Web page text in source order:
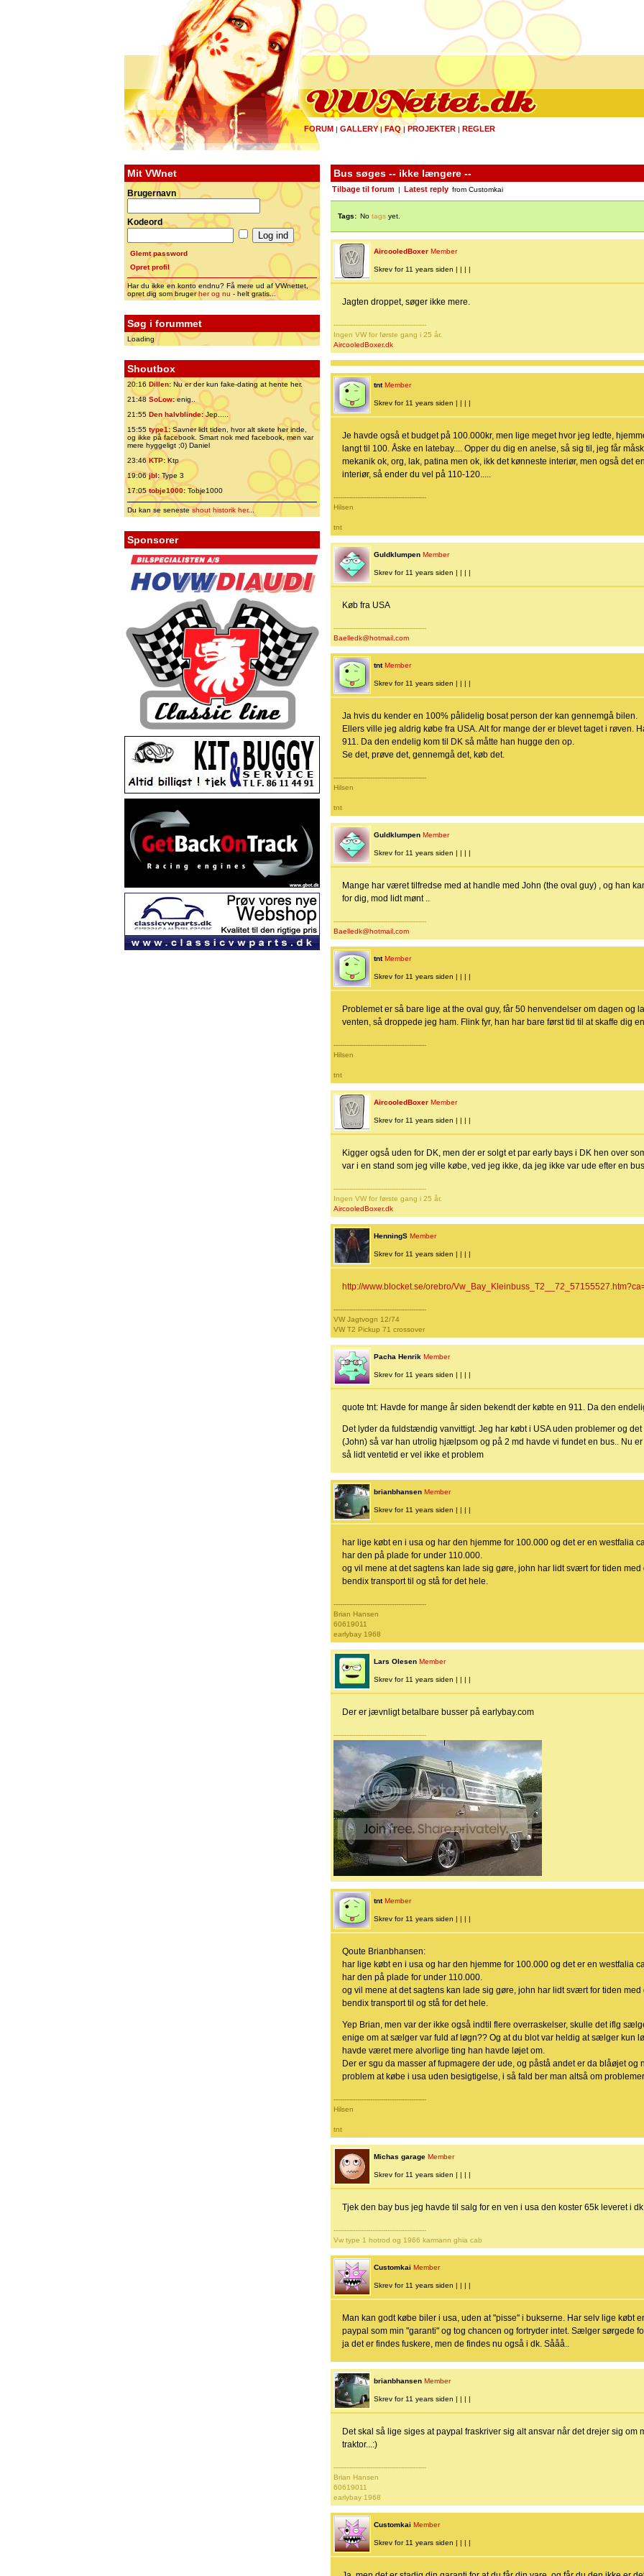
FORUM | GALLERY|FAQ | PROJEKTER | REGLER
Mit VWnet
Brugernavn
Kodeord
Glemt password
Opret profil
Har du ikke en konto endnu? Få mere ud af VWnettet,
opret dig som brugerher og nu - helt gratis...
Søg i forummet
Loading
Shoutbox
20:16 Dillen: Nu er der kun fake-dating at hente her.
21:48 SoLow:enig..
21:55 Den halvblinde:Jep.....
15:55 type1:Savner lidt tiden, hvor alt skete her inde,
og ikke på facebook. Smart nok med facebook, men var
mere hyggeligt ;0) Daniel
23:46 KTP:Ktp
19:06jbl:Type 3
17:05tobje1000: Tobje1000
Du kan se senesteshout historik her...
Sponsorer
Bus søges -- ikke længere --
Tilbage til forum Latest reply from Customkai
Tags: No tags yet.
AircooledBoxer Member
Skrev for 11 years siden | | | |
Jagten droppet, søger ikke mere.
-------------------------------------------
Ingen VW for første gang i 25 år.
AircooledBoxer.dk
tnt Member
Skrev for 11 years siden | | | |
Je havde også et budget på 100.000kr, men lige meget hvor jeg ledte,
langt til 100. Åske en latebay.... Opper du dig en anelse, så sig til, jeg får
mekanik ok, org, lak, patina men ok, ikk det kønneste interiør, men også det
interiør, så ender du vel på 110-120.....
-------------------------------------------
Hilsen
tnt
Guldklumpen Member
Skrev for 11 years siden | | | |
Køb fra USA
-------------------------------------------
Baelledk@hotmail.com
tnt Member
Skrev for 11 years siden | | | |
Ja hvis du kender en 100% pålidelig bosat person der kan gennemgå bilen.
Ellers ville jeg aldrig købe fra USA. Alt for mange der er blevet taget i røven.
911. Da den endelig kom til DK så måtte han hugge den op.
Se det, prøve det, gennemgå det, køb det.
-------------------------------------------
Hilsen
tnt
Guldklumpen Member
Skrev for 11 years siden | | | |
Mange har været tilfredse med at handle med John (the oval guy) , og han
for dig, mod lidt mønt ..
-------------------------------------------
Baelledk@hotmail.com
tnt Member
Skrev for 11 years siden | | | |
Problemet er så bare lige at the oval guy, får 50 henvendelser om dagen og
venten, så droppede jeg ham. Flink fyr, han har bare først tid til at skaffe dig
-------------------------------------------
Hilsen
tnt
AircooledBoxer Member
Skrev for 11 years siden | | | |
Kigger også uden for DK, men der er solgt et par early bays i DK hen over
var i en stand som jeg ville købe, ved jeg ikke, da jeg ikke var ude efter en
-------------------------------------------
Ingen VW for første gang i 25 år.
AircooledBoxer.dk
HenningS Member
Skrev for 11 years siden | | | |
http://www.blocket.se/orebro/
-------------------------------------------
VW Jagtvogn 12/74
VW T2 Pickup 71 crossover
Pacha Henrik Member
Skrev for 11 years siden | | | |
quote tnt: Havde for mange år siden bekendt der købte en 911. Da den
Det lyder da fuldstændig vanvittigt. Jeg har købt i USA uden problemer og
(John) så var han utrolig hjælpsom og på 2 md havde vi fundet en bus.. Nu
så lidt ventetid er vel ikke et problem
brianbhansen Member
Skrev for 11 years siden | | | |
har lige købt en i usa og har den hjemme for 100.000 og det er en westfalia
har den på plade for under 110.000.
og vil mene at det sagtens kan lade sig gøre, john har lidt svært for tiden
bendix transport til og stå for det hele.
-------------------------------------------
Brian Hansen
60619011
earlybay 1968
Lars Olesen Member
Skrev for 11 years siden | | | |
Der er jævnligt betalbare busser på earlybay.com
-------------------------------------------
tnt Member
Skrev for 11 years siden | | | |
Qoute Brianbhansen:
har lige købt en i usa og har den hjemme for 100.000 og det er en westfalia
har den på plade for under 110.000.
og vil mene at det sagtens kan lade sig gøre, john har lidt svært for tiden
bendix transport til og stå for det hele.
Yep Brian, men var der ikke også indtil flere overraskelser, skulle det iflg
enige om at sælger var fuld af løgn?? Og at du blot var heldig at sælger kun
havde været mere alvorlige ting han havde løjet om.
Der er sgu da masser af fupmagere der ude, og påstå andet er da blåøjet og
problem at købe i usa uden besigtigelse, i så fald ber man altså om
-------------------------------------------
Hilsen
tnt
Michas garage Member
Skrev for 11 years siden | | | |
Tjek den bay bus jeg havde til salg for en ven i usa den koster 65k leveret i
-------------------------------------------
Vw type 1 hotrod og 1966 karmann ghia cab
Customkai Member
Skrev for 11 years siden | | | |
Man kan godt købe biler i usa, uden at "pisse" i bukserne. Har selv lige købt
paypal som min "garanti" og tog chancen og fortryder intet. Sælger sørgede
ja det er findes fuskere, men de findes nu også i dk. Sååå..
brianbhansen Member
Skrev for 11 years siden | | | |
Det skal så lige siges at paypal fraskriver sig alt ansvar når det drejer sig om
traktor...:)
-------------------------------------------
Brian Hansen
60619011
earlybay 1968
Customkai Member
Skrev for 11 years siden | | | |